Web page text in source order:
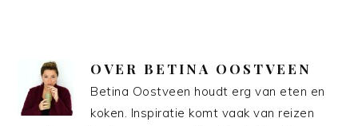
OVER BETINA OOSTVEEN
Betina Oostveen houdt erg van eten en
koken. Inspiratie komt vaak van reizen